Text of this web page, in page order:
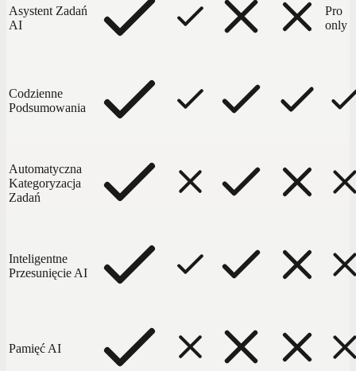
Asystent Zadań
AI
Pro
only
Codzienne
Podsumowania
Automatyczna
Kategoryzacja
Zadań
Inteligentne
Przesunięcie AI
Pamięć AI